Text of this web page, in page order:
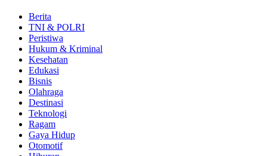
Berita
TNI & POLRI
Peristiwa
Hukum & Kriminal
Kesehatan
Edukasi
Bisnis
Olahraga
Destinasi
Teknologi
Ragam
Gaya Hidup
Otomotif